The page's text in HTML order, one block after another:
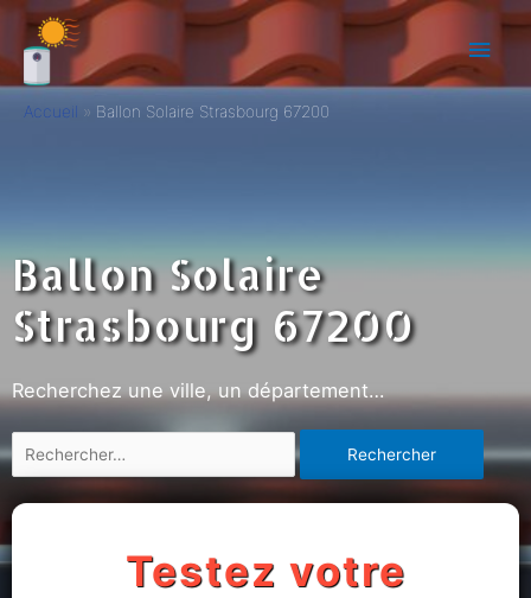
Accueil Ballon Solaire Strasbourg 67200
Ballon Solaire
Strasbourg 67200
Recherchez une ville, un département…
Testez votre